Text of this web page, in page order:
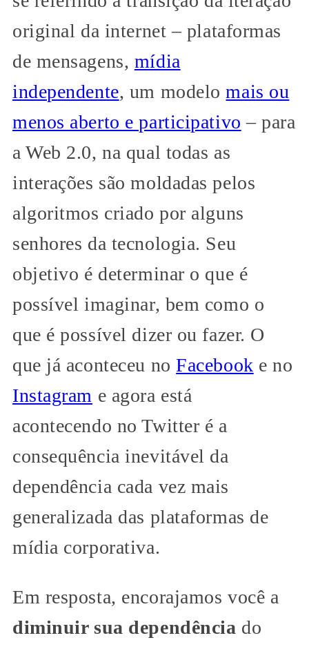
original da internet – plataformas
de mensagens, mídia
independente, um modelomais ou
menos aberto e participativo – para
a Web 2.0, na qual todas as
interações são moldadas pelos
algoritmos criado por alguns
senhores da tecnologia. Seu
objetivo é determinar o que é
possível imaginar, bem como o
que é possível dizer ou fazer. O
que já aconteceu noFacebook e no
Instagram e agora está
acontecendo no Twitter é a
consequência inevitável da
dependência cada vez mais
generalizada das plataformas de
mídia corporativa.
Em resposta, encorajamos você a
diminuir sua dependência do